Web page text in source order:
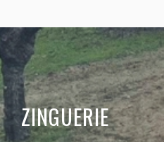
ZINGUERIE